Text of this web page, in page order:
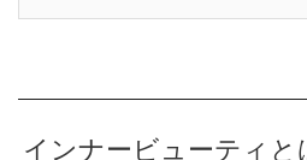
インナービューティと